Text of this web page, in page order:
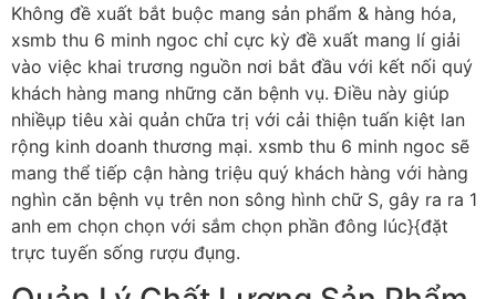
Không đề xuất bắt buộc mang sản phẩm & hàng hóa,
xsmb thu 6 minh ngoc chỉ cực kỳ đề xuất mang lí giải
vào việc khai trương nguồn nơi bắt đầu với kết nối quý
khách hàng mang những căn bệnh vụ. Điều này giúp
nhiềụp tiêu xài quản chữa trị với cải thiện tuấn kiệt lan
rộng kinh doanh thương mại. xsmb thu 6 minh ngoc sẽ
mang thể tiếp cận hàng triệu quý khách hàng với hàng
nghìn căn bệnh vụ trên non sông hình chữ S, gây ra ra 1
anh em chọn chọn với sắm chọn phần đông lúc}{đặt
trực tuyến sống rượu đụng.